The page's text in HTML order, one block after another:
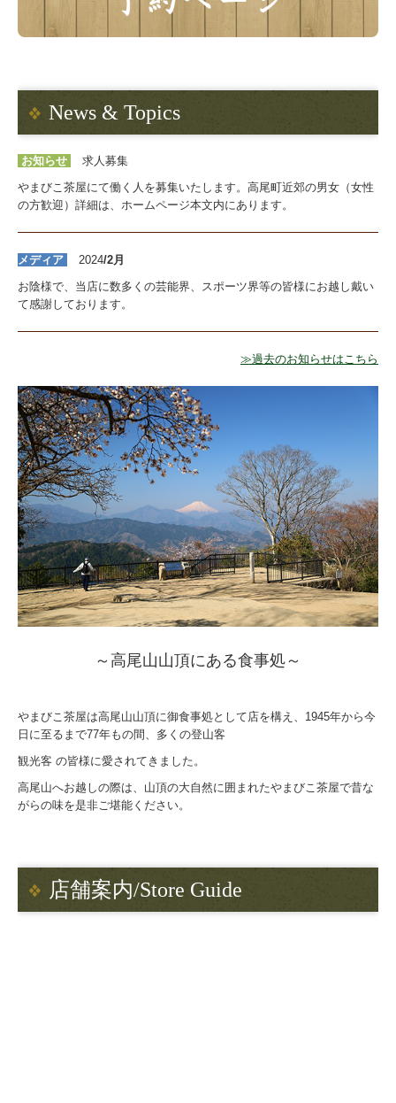
News & Topics
お知らせ
求人募集
やまびこ茶屋にて働く人を募集いたします。高尾町近郊の男女（女性
の方歓迎）詳細は、ホームページ本文内にあります。
メディア 2024/2月
お陰様で、当店に数多くの芸能界、スポーツ界等の皆様にお越し戴い
て感謝しております。
≫過去のお知らせはこちら
～高尾山山頂にある食事処～
やまびこ茶屋は高尾山山頂に御食事処として店を構え、1945年から今
日に至るまで77年もの間、多くの登山客
観光客 の皆様に愛されてきました。
高尾山へお越しの際は、山頂の大自然に囲まれたやまびこ茶屋で昔な
がらの味を是非ご堪能ください。
店舗案内/Store Guide